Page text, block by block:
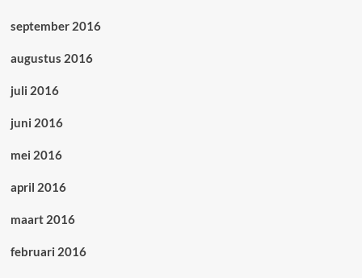
september 2016
augustus 2016
juli 2016
juni 2016
mei 2016
april 2016
maart 2016
februari 2016